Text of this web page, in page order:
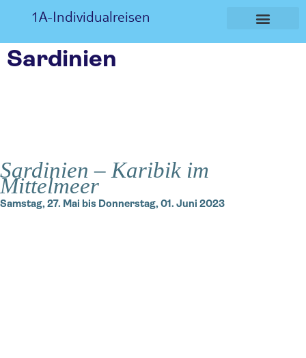
1A-Individualreisen
Sardinien
Sardinien – Karibik im
Mittelmeer
Samstag, 27. Mai bis Donnerstag, 01. Juni 2023